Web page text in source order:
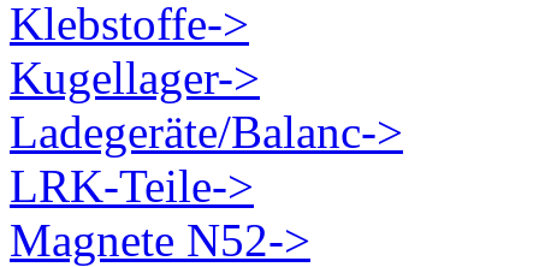
Klebstoffe->
Kugellager->
Ladegeräte/Balanc->
LRK-Teile->
Magnete N52->